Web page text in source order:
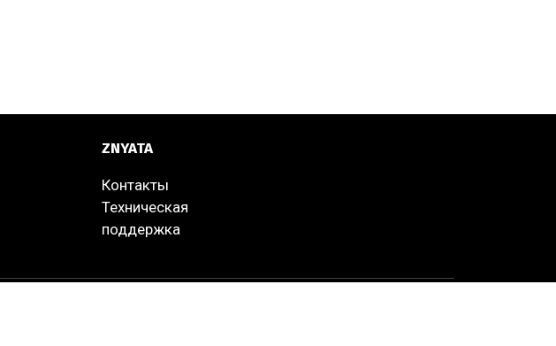
ZNYATA
Контакты
Техническая
поддержка